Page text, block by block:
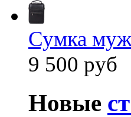
Сумка
9 500 руб
Новые